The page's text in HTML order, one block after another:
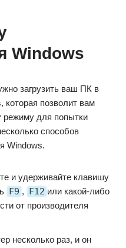
Windows
загрузить ваш ПК в
которая позволит вам
режиму для попытки
способов
Windows.
и удерживайте клавишу
F9 , F12 или какой-либо
от производителя
несколько раз, и он